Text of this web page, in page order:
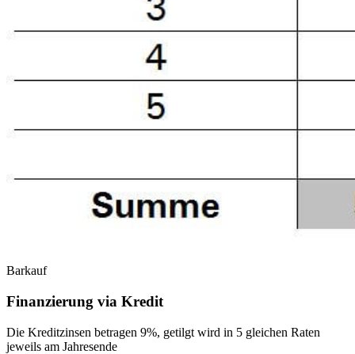
Barkauf
Finanzierung via Kredit
Die Kreditzinsen betragen 9%, getilgt wird in 5 gleichen Raten
jeweils am Jahresende